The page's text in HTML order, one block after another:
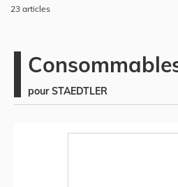
23 articles
pour STAEDTLER